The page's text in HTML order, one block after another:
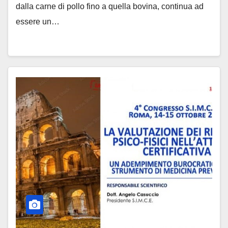
dalla carne di pollo fino a quella bovina, continua ad
essere un…